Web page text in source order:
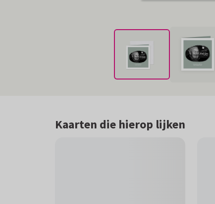
Kaarten die hierop lijken